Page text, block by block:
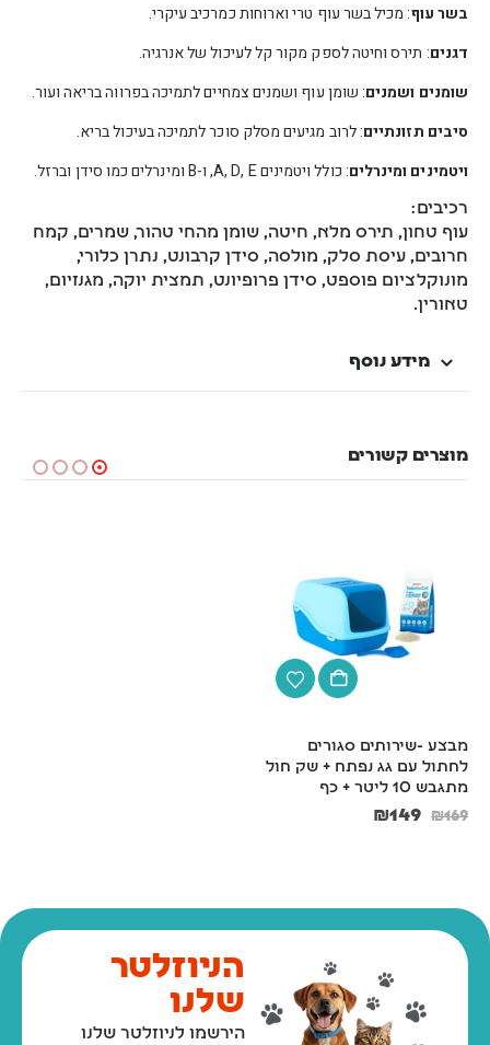
בשר עוף: מכיל בשר עוף טרי וארוחות כמרכיב עיקרי.
דגנים: תירס וחיטה לספק מקור קל לעיכול של אנרגיה.
שומנים ושמנים: שומן עוף ושמנים צמחיים לתמיכה בפרווה בריאה ועור.
סיבים תזונתיים: לרוב מגיעים מסלק סוכר לתמיכה בעיכול בריא.
ויטמינים ומינרלים: כולל ויטמינים A, D, E, ו-B ומינרלים כמו סידן וברזל.
רכיבים:
עוף טחון, תירס מלא, חיטה, שומן מהחי טהור, שמרים, קמח
חרובים, עיסת סלק, מולסה, סידן קרבונט, נתרן כלורי,
מונוקלציום פוספט, סידן פרופיונט, תמצית יוקה, מגנזיום,
טאורין.
מידע נוסף
מוצרים קשורים
מבצע -שירותים סגורים
לחתול עם גג נפתח + שק חול
מתגבש 10 ליטר + כף
₪169
₪149
הניוזלטר
שלנו
הירשמו לניוזלטר שלנו